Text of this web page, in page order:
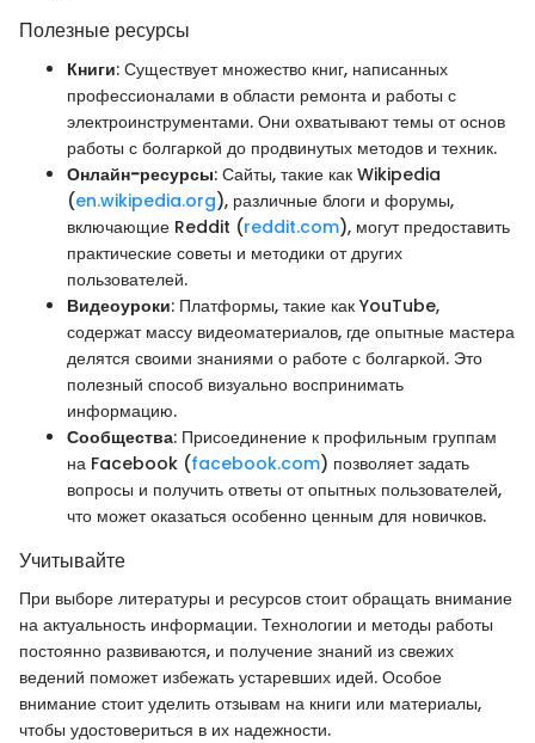
Полезные ресурсы
Книги: Существует множество книг, написанных
профессионалами в области ремонта и работы с
электроинструментами. Они охватывают темы от основ
работы с болгаркой до продвинутых методов и техник.
Онлайн-ресурсы: Сайты, такие как Wikipedia
(en.wikipedia.org), различные блоги и форумы,
включающие Reddit (reddit.com), могут предоставить
практические советы и методики от других
пользователей.
Видеоуроки: Платформы, такие как YouTube,
содержат массу видеоматериалов, где опытные мастера
делятся своими знаниями о работе с болгаркой. Это
полезный способ визуально воспринимать
информацию.
Сообщества: Присоединение к профильным группам
на Facebook (facebook.com) позволяет задать
вопросы и получить ответы от опытных пользователей,
что может оказаться особенно ценным для новичков.
Учитывайте
При выборе литературы и ресурсов стоит обращать внимание
на актуальность информации. Технологии и методы работы
постоянно развиваются, и получение знаний из свежих
ведений поможет избежать устаревших идей. Особое
внимание стоит уделить отзывам на книги или материалы,
чтобы удостовериться в их надежности.